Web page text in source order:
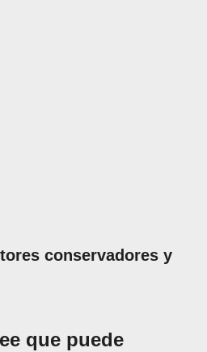
conservadores y
que puede